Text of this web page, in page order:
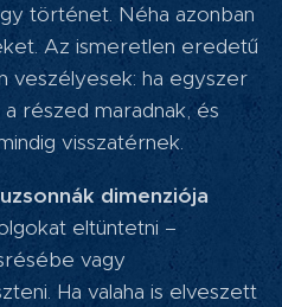
történet. Néha azonban
Az ismeretlen eredetű
veszélyesek: ha egyszer
részed maradnak, és
visszatérnek.
dimenziója
eltüntetni –
vagy
Ha valaha is elveszett